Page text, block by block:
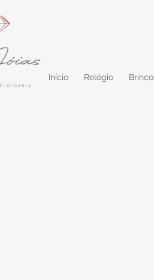
Início Relógio Brinco